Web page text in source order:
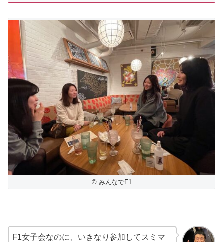
© みんなでF1
F1女子会なのに、いきなり参加してスミマ